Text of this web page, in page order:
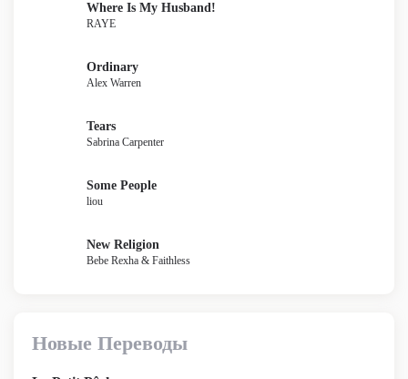
Where Is My Husband!
RAYE
Ordinary
Alex Warren
Tears
Sabrina Carpenter
Some People
liou
New Religion
Bebe Rexha & Faithless
Новые Переводы